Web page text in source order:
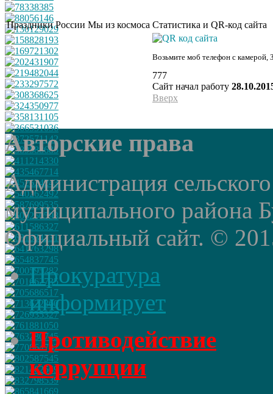
Праздники России Мы из космоса Статистика и QR-код сайта
Возьмите моб телефон с камерой,
777
Сайт начал работу
Вверх
Авторские права
Администрация
муниципального района
Официальный сайт. ©
Прокуратура
информирует
Противодействие
коррупции